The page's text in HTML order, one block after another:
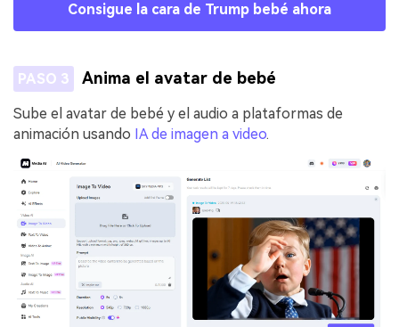
Consigue la cara de Trump bebé ahora
PASO 3 Anima el avatar de bebé
Sube el avatar de bebé y el audio a plataformas de
animación usando IA de imagen a video.